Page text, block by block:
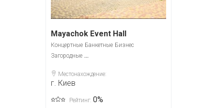
Mayachok Event Hall
Концертные Банкетные Бизнес
Загородные ...
Местонахождение:
г. Киев
Рейтинг: 0%